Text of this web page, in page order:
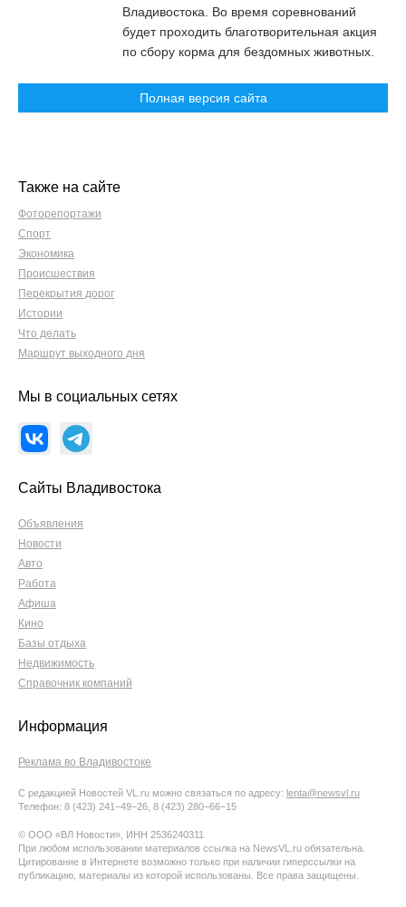
Владивостока. Во время соревнований
будет проходить благотворительная акция
по сбору корма для бездомных животных.
Полная версия сайта
Также на сайте
Фоторепортажи
Спорт
Экономика
Происшествия
Перекрытия дорог
Истории
Что делать
Маршрут выходного дня
Мы в социальных сетях
Сайты Владивостока
Объявления
Новости
Авто
Работа
Афиша
Кино
Базы отдыха
Недвижимость
Справочник компаний
Информация
Реклама во Владивостоке
С редакцией Новостей VL.ru можно связаться по адресу: lenta@newsvl.ru
Телефон: 8 (423) 241−49−26, 8 (423) 280−66−15
© ООО «ВЛ Новости», ИНН 2536240311
При любом использовании материалов ссылка на NewsVL.ru обязательна.
Цитирование в Интернете возможно только при наличии гиперссылки на
публикацию, материалы из которой использованы. Все права защищены.